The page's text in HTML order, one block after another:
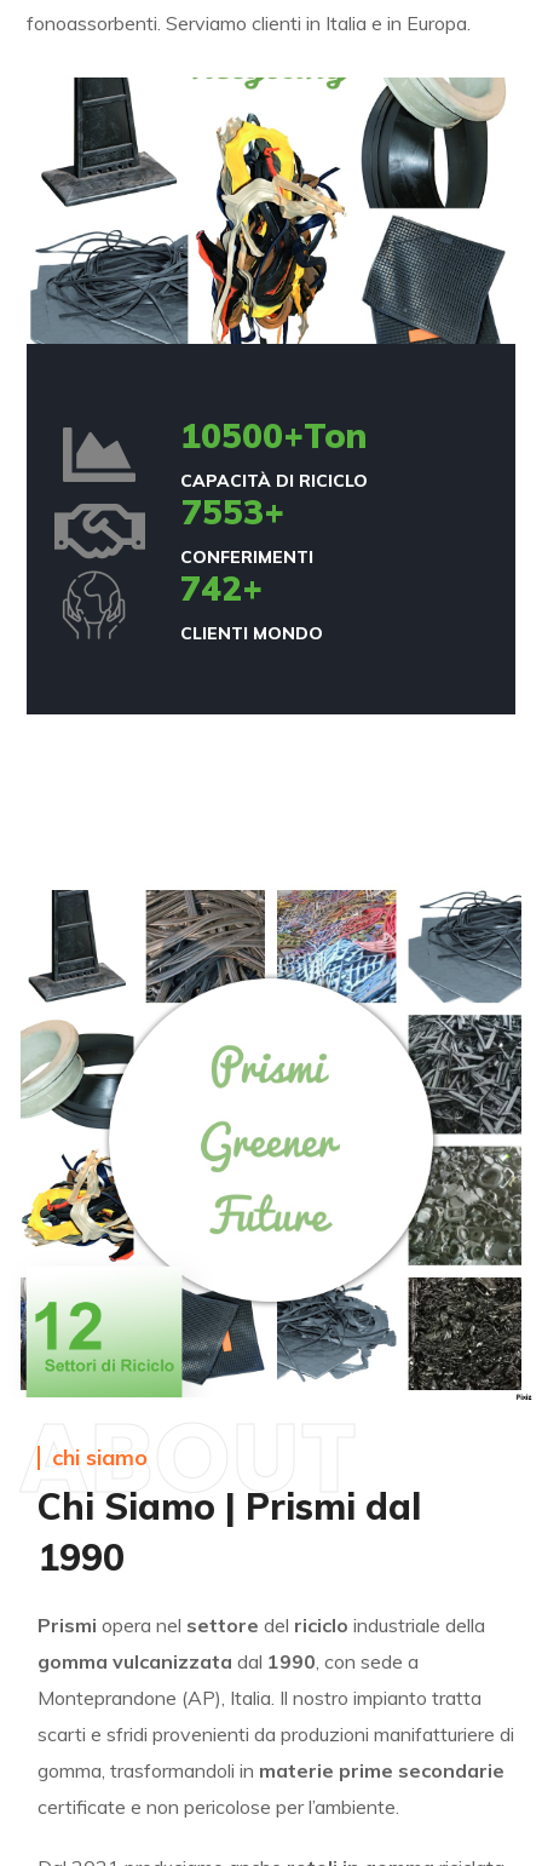
fonoassorbenti. Serviamo clienti in Italia e in Europa.
10500+Ton
CAPACITÀ DI RICICLO
8750+
CONFERIMENTI
742+
CLIENTI MONDO
chi siamo
Chi Siamo | Prismi dal
1990
ABOUT
Prismi opera nel settore del riciclo industriale della
gomma vulcanizzata dal 1990, con sede a
Monteprandone (AP), Italia. Il nostro impianto tratta
scarti e sfridi provenienti da produzioni manifatturiere di
gomma, trasformandoli in materie prime secondarie
certificate e non pericolose per l’ambiente.